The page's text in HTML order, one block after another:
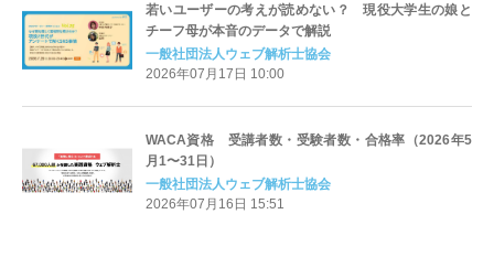
若いユーザーの考えが読めない？ 現役大学生の娘と
チーフ母が本音のデータで解説
一般社団法人ウェブ解析士協会
2026年07月17日 10:00
WACA資格 受講者数・受験者数・合格率（2026年5
月1〜31日）
一般社団法人ウェブ解析士協会
2026年07月16日 15:51